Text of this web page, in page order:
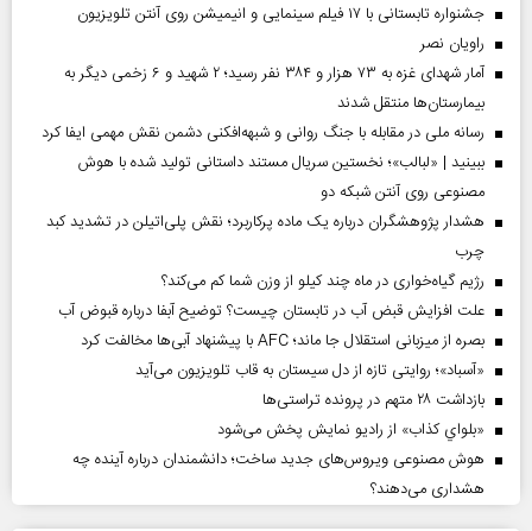
جشنواره تابستانی با ۱۷ فیلم سینمایی و انیمیشن روی آنتن تلویزیون
راویان نصر
آمار شهدای غزه به ۷۳ هزار و ۳۸۴ نفر رسید؛ ۲ شهید و ۶ زخمی دیگر به
بیمارستان‌ها منتقل شدند
رسانه ملی در مقابله با جنگ روانی و شبهه‌افکنی دشمن نقش مهمی ایفا کرد
ببینید | «لبالب»؛ نخستین سریال مستند داستانی تولید شده با هوش
مصنوعی روی آنتن شبکه دو
هشدار پژوهشگران درباره یک ماده پرکاربرد؛ نقش پلی‌اتیلن در تشدید کبد
چرب
رژیم گیاه‌خواری در ماه چند کیلو از وزن شما کم می‌کند؟
علت افزایش قبض آب در تابستان چیست؟ توضیح آبفا درباره قبوض آب
بصره از میزبانی استقلال جا ماند؛ AFC با پیشنهاد آبی‌ها مخالفت کرد
«آسباد»؛ روایتی تازه از دل سیستان به قاب تلویزیون می‌آید
بازداشت ۲۸ متهم در پرونده تراستی‌ها
«بلواي کذاب» از رادیو نمایش پخش می‌شود
هوش مصنوعی ویروس‌های جدید ساخت؛ دانشمندان درباره آینده چه
هشداری می‌دهند؟